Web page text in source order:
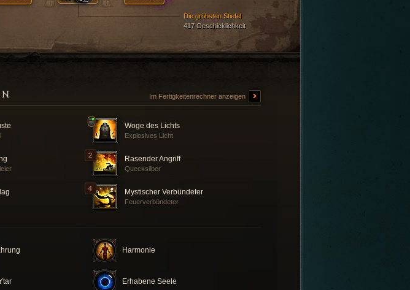
Die gröbsten Stiefel
417 Geschicklichkeit
Im Fertigkeitenrechner anzeigen
Woge des Lichts
Explosives Licht
Rasender Angriff
Quecksilber
Mystischer Verbündeter
Feuerverbündeter
Harmonie
Erhabene Seele